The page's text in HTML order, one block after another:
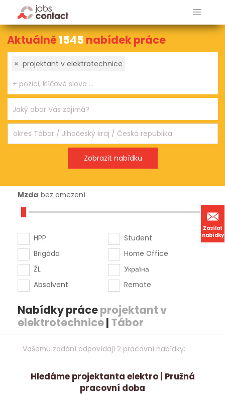
Zasílat
nabídky
Aktuálně1545 nabídek práce
× projektant v elektrotechnice
Mzda bez omezení
HPP
Brigáda
ŽL
Absolvent
Student
Home Office
Україна
Remote
Nabídky práceprojektant v
elektrotechnice| Tábor
Vašemu zadání odpovídají 2 pracovní nabídky:
Hledáme projektanta elektro | Pružná
pracovní doba